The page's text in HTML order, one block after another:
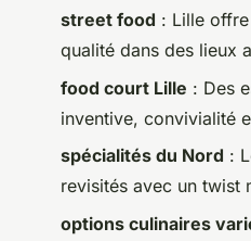
street food : Lille
qualité dans des lieux
food court Lille : Des
inventive, convivialité
spécialités du Nord :
revisités avec un twist
options culinaires